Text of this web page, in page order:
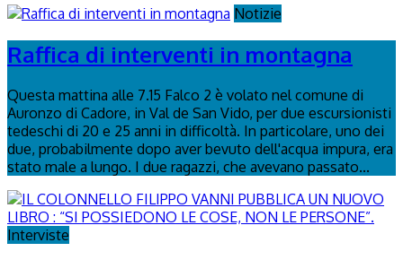
Notizie
Raffica di interventi in montagna
Questa mattina alle 7.15 Falco 2 è volato nel comune di
Auronzo di Cadore, in Val de San Vido, per due escursionisti
tedeschi di 20 e 25 anni in difficoltà. In particolare, uno dei
due, probabilmente dopo aver bevuto dell'acqua impura, era
stato male a lungo. I due ragazzi, che avevano passato...
Interviste